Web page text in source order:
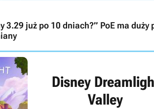
3.29 już po 10 dniach?” PoE ma duży
Disney
Valley